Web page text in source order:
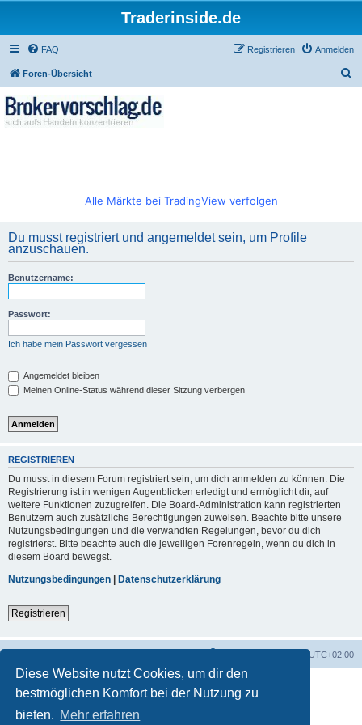
Diese Website nutzt Cookies, um dir den
bestmöglichen Komfort bei der Nutzung zu
bieten. Mehr erfahren
Traderinside.de
FAQ Anmelden
Registrieren
Foren-Übersicht
Alle Märkte bei TradingView verfolgen
Du musst registriert und angemeldet sein, um Profile
anzuschauen.
Benutzername:
Passwort:
Ich habe mein Passwort vergessen
Angemeldet bleiben
Meinen Online-Status während dieser Sitzung verbergen
REGISTRIEREN
Du musst in diesem Forum registriert sein, um dich anmelden zu können. Die
Registrierung ist in wenigen Augenblicken erledigt und ermöglicht dir, auf
weitere Funktionen zuzugreifen. Die Board-Administration kann registrierten
Benutzern auch zusätzliche Berechtigungen zuweisen. Beachte bitte unsere
Nutzungsbedingungen und die verwandten Regelungen, bevor du dich
registrierst. Bitte beachte auch die jeweiligen Forenregeln, wenn du dich in
diesem Board bewegst.
Nutzungsbedingungen | Datenschutzerklärung
Registrieren
UTC+02:00